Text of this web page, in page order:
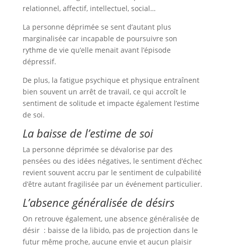
relationnel, affectif, intellectuel, social…
La personne déprimée se sent d’autant plus
marginalisée car incapable de poursuivre son
rythme de vie qu’elle menait avant l’épisode
dépressif.
De plus, la fatigue psychique et physique entraînent
bien souvent un arrêt de travail, ce qui accroît le
sentiment de solitude et impacte également l’estime
de soi.
La baisse de l’estime de soi
La personne déprimée se dévalorise par des
pensées ou des idées négatives, le sentiment d’échec
revient souvent accru par le sentiment de culpabilité
d’être autant fragilisée par un événement particulier.
L’absence généralisée de désirs
On retrouve également, une absence généralisée de
désir : baisse de la libido, pas de projection dans le
futur même proche, aucune envie et aucun plaisir